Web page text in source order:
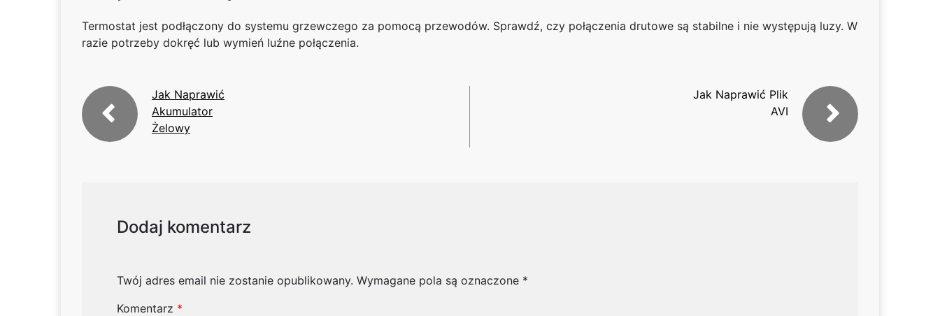
Termostat jest podłączony do systemu grzewczego za pomocą przewodów. Sprawdź, czy połączenia drutowe są stabilne i nie występują luzy. W
razie potrzeby dokręć lub wymień luźne połączenia.
Jak Naprawić
Akumulator
Żelowy
Jak Naprawić Plik
AVI
Dodaj komentarz
Twój adres email nie zostanie opublikowany. Wymagane pola są oznaczone *
Komentarz *